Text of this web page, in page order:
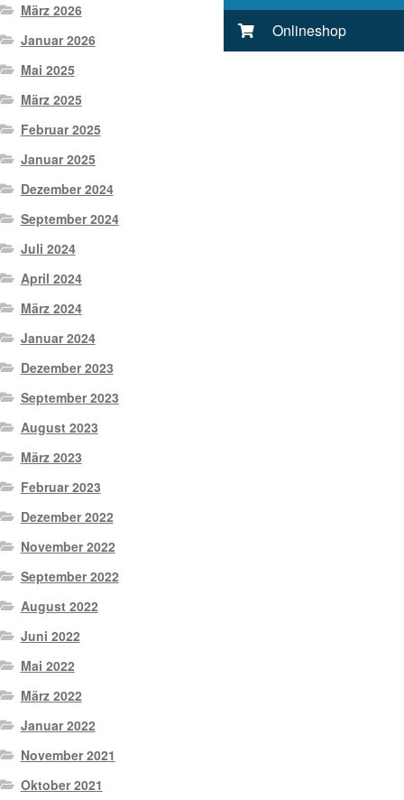
März 2026
Januar 2026
Mai 2025
März 2025
Februar 2025
Januar 2025
Dezember 2024
September 2024
Juli 2024
April 2024
März 2024
Januar 2024
Dezember 2023
September 2023
August 2023
März 2023
Februar 2023
Dezember 2022
November 2022
September 2022
August 2022
Juni 2022
Mai 2022
März 2022
Januar 2022
November 2021
Oktober 2021
Onlineshop